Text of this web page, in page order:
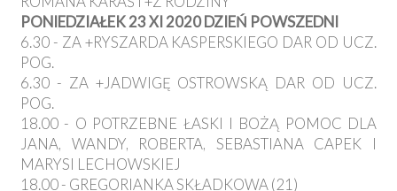
PONIEDZIAŁEK 23 XI 2020 DZIEŃ POWSZEDNI
6.30 - ZA +RYSZARDA KASPERSKIEGO DAR OD UCZ.
POG.
6.30 - ZA +JADWIGĘ OSTROWSKĄ DAR OD UCZ.
POG.
18.00 - O POTRZEBNE ŁASKI I BOŻĄ POMOC DLA
JANA, WANDY, ROBERTA, SEBASTIANA CAPEK I
MARYSI LECHOWSKIEJ
18.00 - GREGORIANKA SKŁADKOWA (21)